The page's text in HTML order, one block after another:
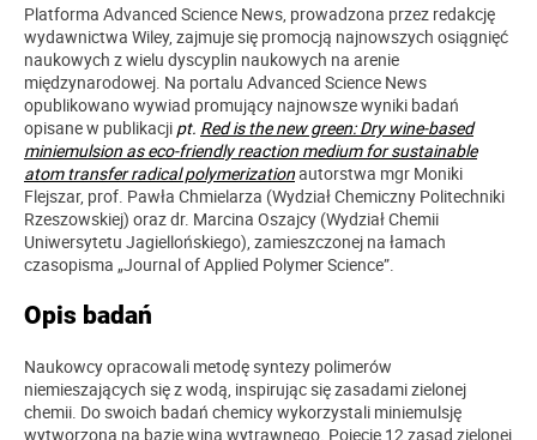
Platforma Advanced Science News, prowadzona przez redakcję
wydawnictwa Wiley, zajmuje się promocją najnowszych osiągnięć
naukowych z wielu dyscyplin naukowych na arenie
międzynarodowej. Na portalu Advanced Science News
opublikowano wywiad promujący najnowsze wyniki badań
opisane w publikacji pt. Red is the new green: Dry wine-based
miniemulsion as eco-friendly reaction medium for sustainable
atom transfer radical polymerizationautorstwa mgr Moniki
Flejszar, prof. Pawła Chmielarza (Wydział Chemiczny Politechniki
Rzeszowskiej) oraz dr. Marcina Oszajcy (Wydział Chemii
Uniwersytetu Jagiellońskiego), zamieszczonej na łamach
czasopisma „Journal of Applied Polymer Science”.
Opis badań
Naukowcy opracowali metodę syntezy polimerów
niemieszających się z wodą, inspirując się zasadami zielonej
chemii. Do swoich badań chemicy wykorzystali miniemulsję
wytworzoną na bazie wina wytrawnego. Pojęcie 12 zasad zielonej